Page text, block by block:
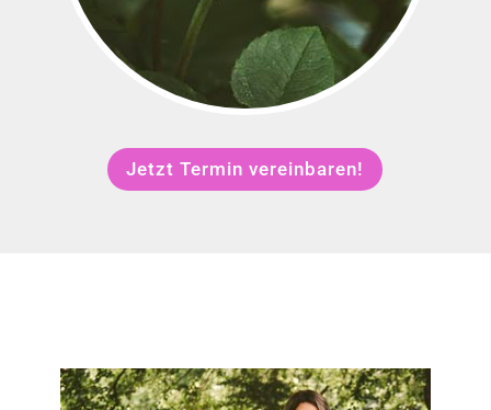
Jetzt Termin vereinbaren!